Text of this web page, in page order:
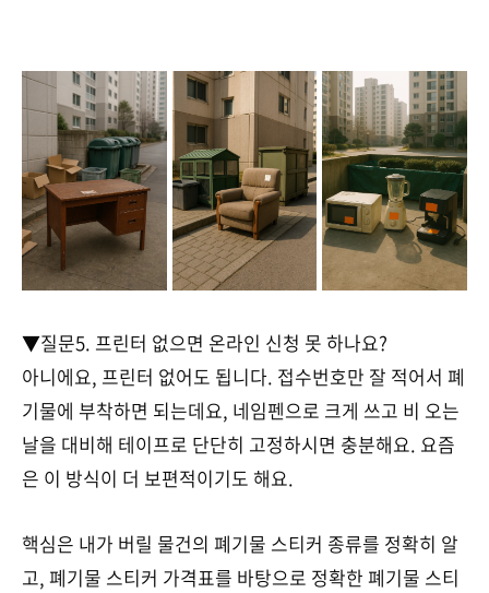
▼질문5. 프린터 없으면 온라인 신청 못 하나요?
아니에요, 프린터 없어도 됩니다. 접수번호만 잘 적어서 폐
기물에 부착하면 되는데요, 네임펜으로 크게 쓰고 비 오는
날을 대비해 테이프로 단단히 고정하시면 충분해요. 요즘
은 이 방식이 더 보편적이기도 해요.
핵심은 내가 버릴 물건의 폐기물 스티커 종류를 정확히 알
고, 폐기물 스티커 가격표를 바탕으로 정확한 폐기물 스티